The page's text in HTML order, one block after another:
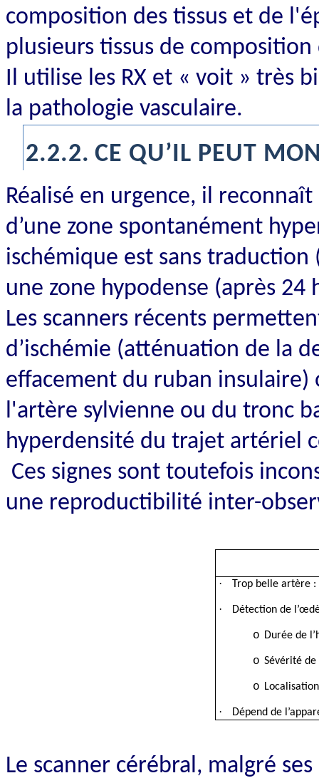
composition des tissus et de
plusieurs tissus de
Il utilise les RX et « voit » très
la pathologie vasculaire.
2.2.2. CE QU’IL PEUT
Réalisé en urgence, il
d’une zone spontanément
ischémique est sans
une zone hypodense (après 24
Les scanners récents
d’ischémie (atténuation de la
effacement du ruban
l'artère sylvienne ou du tronc
hyperdensité du trajet artériel
Ces signes sont toutefois
une reproductibilité inter-
· Trop belle artère :
· Détection de
o Durée de
o Sévérité de
o
· Dépend de
Le scanner cérébral, malgré